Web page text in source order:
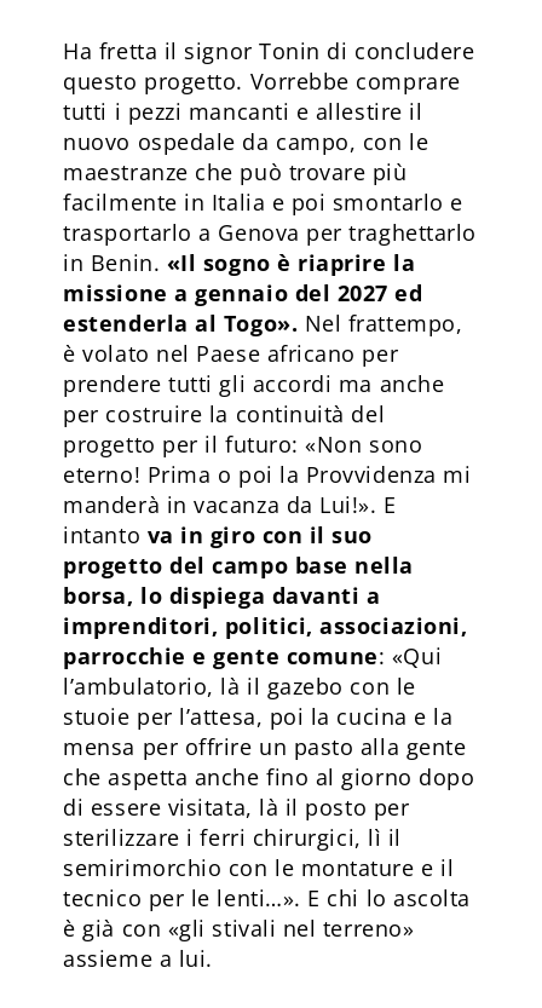
Ha fretta il signor Tonin di concludere
questo progetto. Vorrebbe comprare
tutti i pezzi mancanti e allestire il
nuovo ospedale da campo, con le
maestranze che può trovare più
facilmente in Italia e poi smontarlo e
trasportarlo a Genova per traghettarlo
in Benin. «Il sogno è riaprire la
missione a gennaio del 2027 ed
estenderla al Togo». Nel frattempo,
è volato nel Paese africano per
prendere tutti gli accordi ma anche
per costruire la continuità del
progetto per il futuro: «Non sono
eterno! Prima o poi la Provvidenza mi
manderà in vacanza da Lui!». E
intanto va in giro con il suo
progetto del campo base nella
borsa, lo dispiega davanti a
imprenditori, politici, associazioni,
parrocchie e gente comune: «Qui
l’ambulatorio, là il gazebo con le
stuoie per l’attesa, poi la cucina e la
mensa per offrire un pasto alla gente
che aspetta anche fino al giorno dopo
di essere visitata, là il posto per
sterilizzare i ferri chirurgici, lì il
semirimorchio con le montature e il
tecnico per le lenti…». E chi lo ascolta
è già con «gli stivali nel terreno»
assieme a lui.